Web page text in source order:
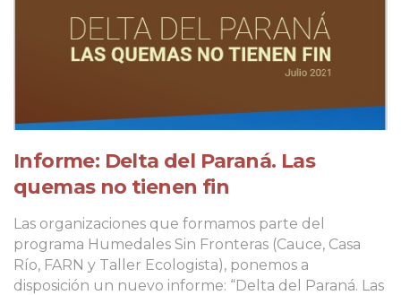
Informe: Delta del Paraná. Las
quemas no tienen fin
Las organizaciones que formamos parte del
programa Humedales Sin Fronteras (Cauce, Casa
Río, FARN y Taller Ecologista), ponemos a
disposición un nuevo informe: “Delta del Paraná. Las